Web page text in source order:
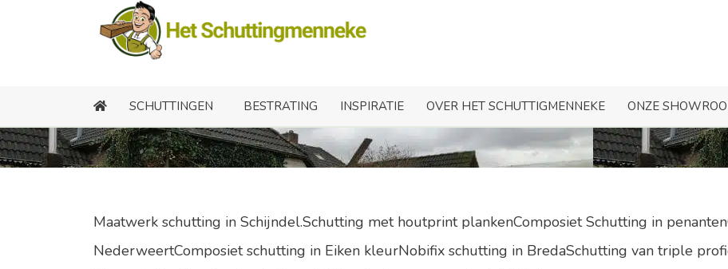
SCHUTTINGEN BESTRATING INSPIRATIE OVER HET SCHUTTIGMENNEKE ONZE
Maatwerk schutting in Schijndel.Schutting met houtprint plankenComposiet Schutting in
NederweertComposiet schutting in Eiken kleurNobifix schutting in BredaSchutting van triple